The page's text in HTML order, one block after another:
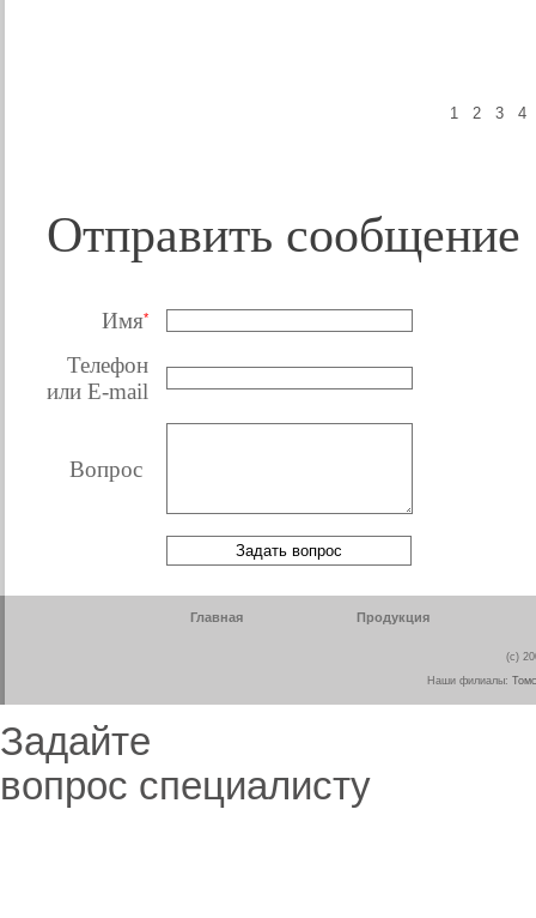
1 2 3 4
Отправить сообщение
Имя*
Телефон
или E-mail
Вопрос
Главная Продукция
(c)
Наши филиалы:
Задайте
вопрос специалисту